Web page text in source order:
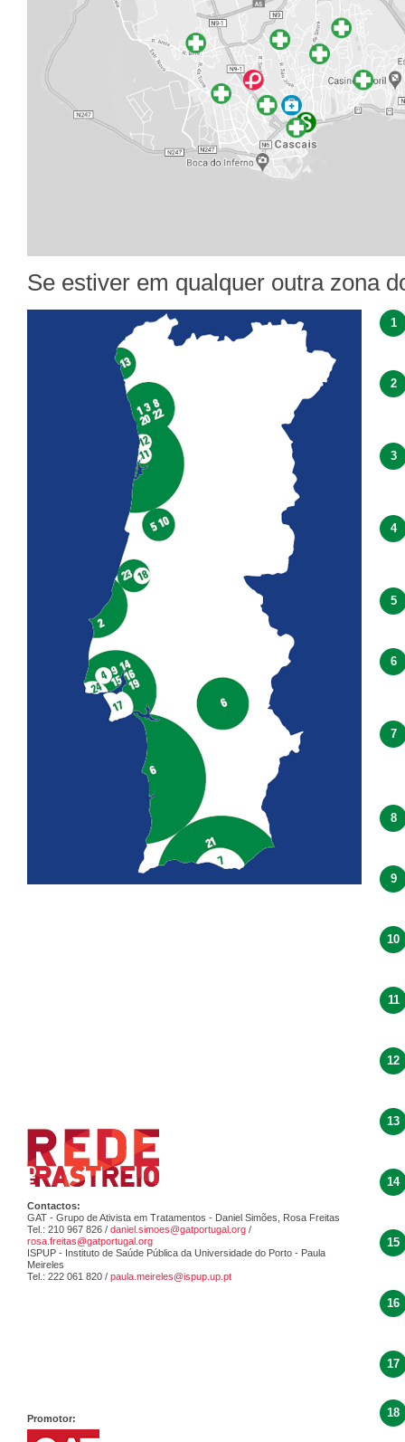
Se estiver em qualquer outra zona
1
2
3
4
5
6
7
8
9
10
11
12
13
14
15
16
17
18
Contactos:
GAT - Grupo de Ativista em Tratamentos - Daniel Simões, Rosa Freitas
Tel.: 210 967 826 / daniel.simoes@gatportugal.org /
rosa.freitas@gatportugal.org
ISPUP - Instituto de Saúde Pública da Universidade do Porto - Paula
Meireles
Tel.: 222 061 820 / paula.meireles@ispup.up.pt
Promotor: